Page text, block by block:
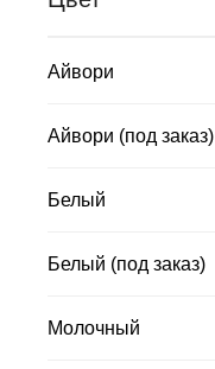
Айвори
Айвори (под заказ)
Белый
Белый (под заказ)
Молочный